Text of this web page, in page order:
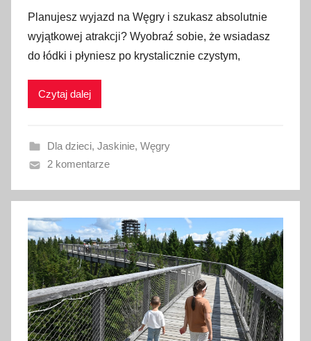
u
b
l
i
a
n
1
4
s
i
e
r
p
n
Planujesz wyjazd na Węgry i szukasz absolutnie
wyjątkowej atrakcji? Wyobraź sobie, że wsiadasz
do łódki i płyniesz po krystalicznie czystym,
Czytaj dalej
Dla dzieci, Jaskinie, Węgry
2 komentarze